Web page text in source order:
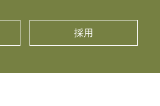
採用